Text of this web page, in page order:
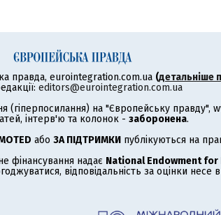
правда, eurointegration.com.ua (детальніше
editors@eurointegration.com.ua
на "Європейську правду",
інтерв'ю та колонок - заборонена.
або ЗА ПІДТРИМКИ публікуються на
фінансування надає National Endowment for
відповідальність за оцінки несе